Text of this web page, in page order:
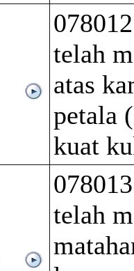
telah
atas
petala
kuat
telah